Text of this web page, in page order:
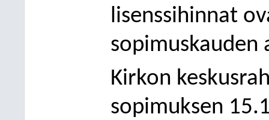
lisenssihinnat
sopimuskauden
Kirkon
sopimuksen